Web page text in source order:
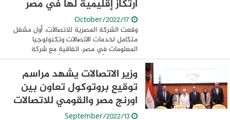
ارتكاز إقليمية لها في مصر
وقعت الشركة المصرية للاتصالات، أول مشغل
متكامل لخدمات الاتصالات وتكنولوجيا
المعلومات في مصر، اتفاقية مع شركة
"LUMEN" الأمريكية لإنشاء أول نقطة ارتكاز
إقليمية لشركة LUMEN في مصر لتقديم
خدمات الإنترنت ...
وزير الاتصالات يشهد مراسم
توقيع بروتوكول تعاون بين
اورنج مصر والقومي للاتصالات